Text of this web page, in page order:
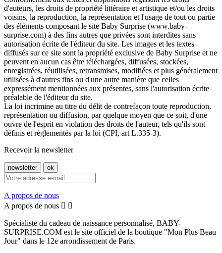
d'auteurs, les droits de propriété littéraire et artistique et/ou les droits
voisins, la reproduction, la représentation et l'usage de tout ou partie
des éléments composant le site Baby Surprise (www.baby-
surprise.com) à des fins autres que privées sont interdites sans
autorisation écrite de l'éditeur du site. Les images et les textes
diffusés sur ce site sont la propriété exclusive de Baby Surprise et ne
peuvent en aucun cas être téléchargées, diffusées, stockées,
enregistrées, réutilisées, retransmises, modifiées et plus généralement
utilisées à d'autres fins ou d'une autre manière que celles
expressément mentionnées aux présentes, sans l'autorisation écrite
préalable de l'éditeur du site.
La loi incrimine au titre du délit de contrefaçon toute reproduction,
représentation ou diffusion, par quelque moyen que ce soit, d'une
ouvre de l'esprit en violation des droits de l'auteur, tels qu'ils sont
définis et réglementés par la loi (CPI, art L.335-3).
Recevoir la newsletter
A propos de nous
A propos de nous  
Spécialiste du cadeau de naissance personnalisé, BABY-
SURPRISE.COM est le site officiel de la boutique "Mon Plus Beau
Jour" dans le 12e arrondissement de Paris.